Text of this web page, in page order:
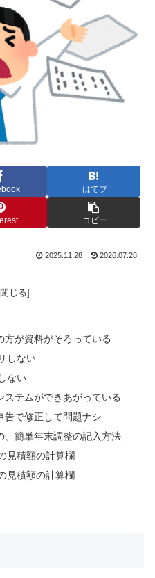
はてブ
コピー
2025.11.28 2026.07.28
が資料がそろっている
しない
ない
テムができあがっている
告で修正して問題ナシ
、簡単年末調整の記入方法
見積額の計算欄
見積額の計算欄